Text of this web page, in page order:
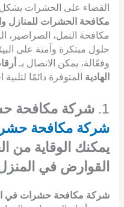
القضاء على الحشرات
مكافحة الحشرات للمنازل
مكافحة النمل، الصراصير،
حلول مبتكرة وآمنة على
وفعّالة، يمكن الاتصال بـ
الهادية المتوفرة دائمًا
1. شركة مكافحة
شركة مكافحة
يمكنك الوقاية من
القوارض في
شركة مكافحة حشرات في